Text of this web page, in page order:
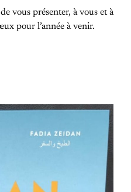
vous présenter, à vous et à
pour l’année à venir.